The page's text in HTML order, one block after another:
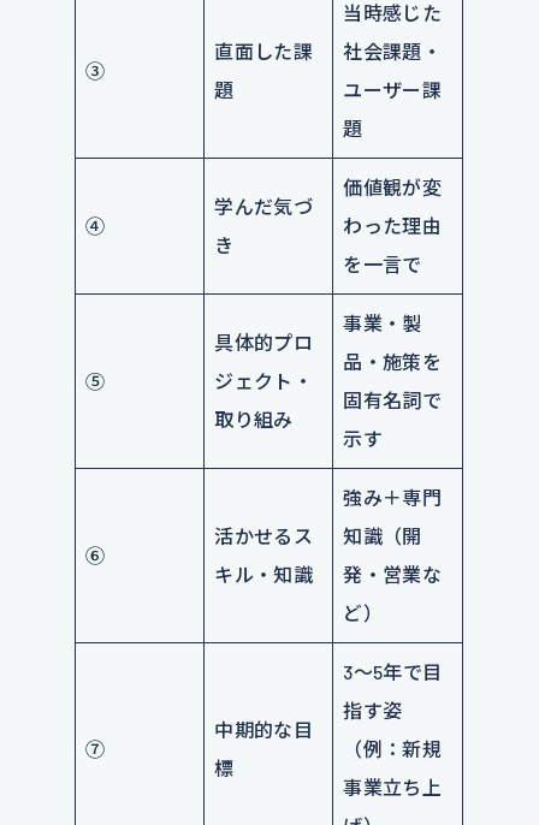
③
直面した課
題
当時感じた
社会課題・
ユーザー課
題
④
学んだ気づ
き
価値観が変
わった理由
を一言で
⑤
具体的プロ
ジェクト・
取り組み
事業・製
品・施策を
固有名詞で
示す
⑥
活かせるス
キル・知識
強み＋専門
知識（開
発・営業な
ど）
⑦
中期的な目
標
3〜5年で目
指す姿
（例：新規
事業立ち上